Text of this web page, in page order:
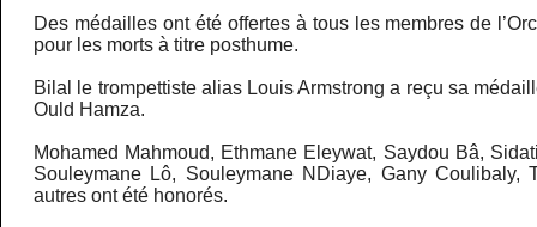
Des médailles ont été offertes à tous les membres de
pour les morts à titre posthume.
Bilal le trompettiste alias Louis Armstrong a reçu sa
Ould Hamza.
Mohamed Mahmoud, Ethmane Eleywat, Saydou Bâ,
Souleymane Lô, Souleymane NDiaye, Gany Coulibaly,
autres ont été honorés.